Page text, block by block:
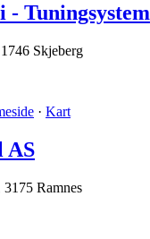
Tuningsystem
1746 Skjeberg
· Kart
AS
3175 Ramnes